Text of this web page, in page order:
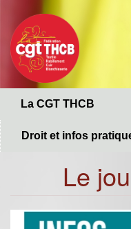
contenu
principal
La CGT THCB
Droit et infos
Le